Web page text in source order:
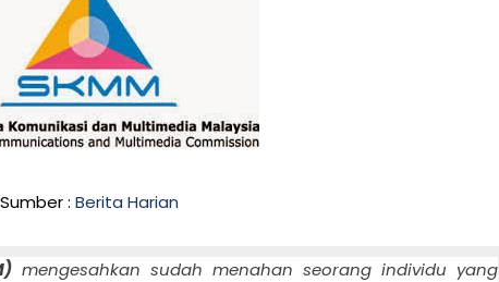
Sumber : Berita Harian
mengesahkan sudah menahan seorang individu yang